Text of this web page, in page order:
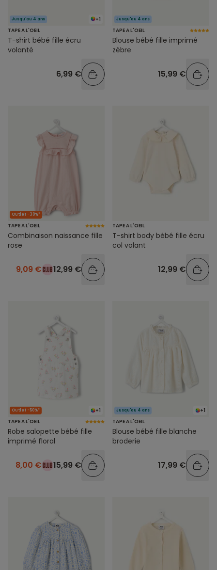
+1
Jusqu'au 4 ans
TAPE A L'OEIL
T-shirt bébé fille écru
volanté
6,99 €
Jusqu'au 4 ans
TAPE A L'OEIL
Blouse bébé fille imprimé
zèbre
15,99 €
Outlet -30%*
TAPE A L'OEIL
Combinaison naissance fille
rose
9,09 € 12,99 €
TAPE A L'OEIL
T-shirt body bébé fille écru
col volant
12,99 €
+1
Outlet -50%*
TAPE A L'OEIL
Robe salopette bébé fille
imprimé floral
8,00 € 15,99 €
+1
Jusqu'au 4 ans
TAPE A L'OEIL
Blouse bébé fille blanche
broderie
17,99 €